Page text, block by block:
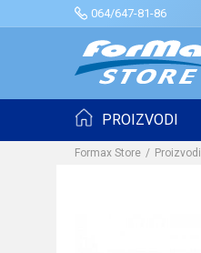
064/647-81-86
PROIZVODI
Formax Store Proizvodi